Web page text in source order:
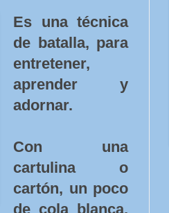
Es una técnica
de batalla, para
entretener,
aprender y
adornar.
Con una
cartulina o
cartón, un poco
de cola blanca,